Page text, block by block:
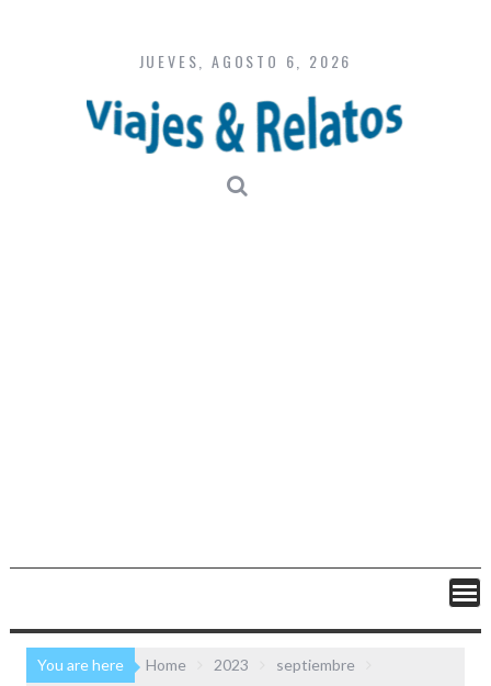
content
JUEVES, AGOSTO 6, 2026
You are here Home 2023
septiembre